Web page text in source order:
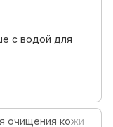
с водой для